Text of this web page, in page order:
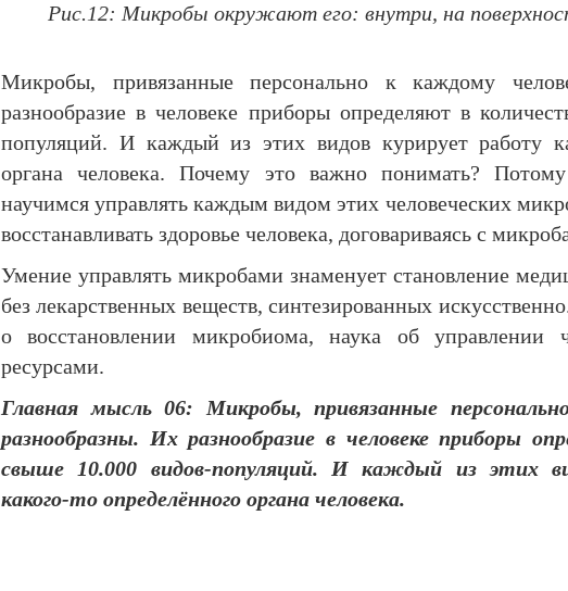
Рис.12: Микробы окружают его: внутри, на
Микробы, привязанные персонально к каждому
разнообразие в человеке приборы определяют в
популяций. И каждый из этих видов курирует работу
органа человека. Почему это важно понимать?
научимся управлять каждым видом этих человеческих
восстанавливать здоровье человека, договариваясь с
Умение управлять микробами знаменует становление
без лекарственных веществ, синтезированных
о восстановлении микробиома, наука об управлении
ресурсами.
Главная мысль 06: Микробы, привязанные
разнообразны. Их разнообразие в человеке приборы
свыше 10.000 видов-популяций. И каждый из этих
какого-то определённого органа человека.